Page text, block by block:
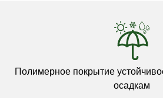
Полимерное покрытие
осадкам